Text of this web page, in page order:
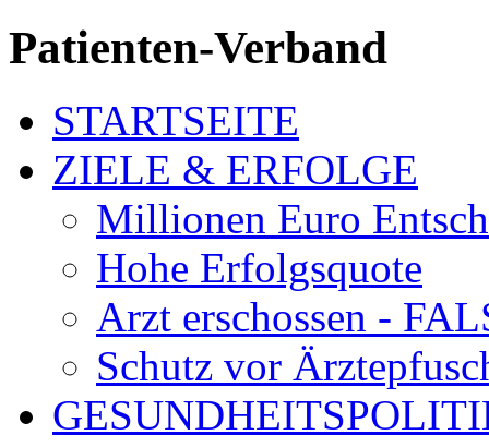
Patienten-Verband
STARTSEITE
ZIELE & ERFOLGE
Millionen Euro
Hohe Erfolgsquote
Arzt erschossen -
Schutz vor